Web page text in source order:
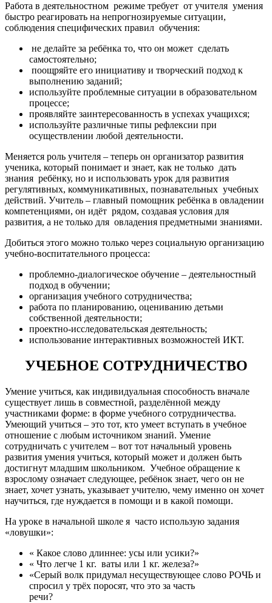
Работа в деятельностном режиме требует от учителя умения
быстро реагировать на непрогнозируемые ситуации,
соблюдения специфических правил обучения:
не делайте за ребёнка то, что он может сделать
самостоятельно;
поощряйте его инициативу и творческий подход к
выполнению заданий;
используйте проблемные ситуации в образовательном
процессе;
проявляйте заинтересованность в успехах учащихся;
используйте различные типы рефлексии при
осуществлении любой деятельности.
Меняется роль учителя – теперь он организатор развития
ученика, который понимает и знает, как не только дать
знания ребёнку, но и использовать урок для развития
регулятивных, коммуникативных, познавательных учебных
действий. Учитель – главный помощник ребёнка в овладении
компетенциями, он идёт рядом, создавая условия для
развития, а не только для овладения предметными знаниями.
Добиться этого можно только через социальную организацию
учебно-воспитательного процесса:
проблемно-диалогическое обучение – деятельностный
подход в обучении;
организация учебного сотрудничества;
работа по планированию, оцениванию детьми
собственной деятельности;
проектно-исследовательская деятельность;
использование интерактивных возможностей ИКТ.
УЧЕБНОЕ СОТРУДНИЧЕСТВО
Умение учиться, как индивидуальная способность вначале
существует лишь в совместной, разделённой между
участниками форме: в форме учебного сотрудничества.
Умеющий учиться – это тот, кто умеет вступать в учебное
отношение с любым источником знаний. Умение
сотрудничать с учителем – вот тот начальный уровень
развития умения учиться, который может и должен быть
достигнут младшим школьником. Учебное обращение к
взрослому означает следующее, ребёнок знает, чего он не
знает, хочет узнать, указывает учителю, чему именно он хочет
научиться, где нуждается в помощи и в какой помощи.
На уроке в начальной школе я часто использую задания
«ловушки»:
« Какое слово длиннее: усы или усики?»
« Что легче 1 кг. ваты или 1 кг. железа?»
«Серый волк придумал несуществующее слово РОЧЬ и
спросил у трёх поросят, что это за часть